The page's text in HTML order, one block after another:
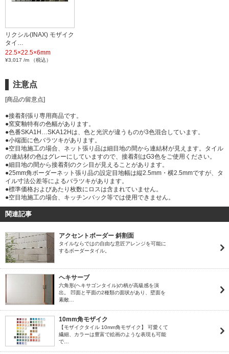
リクシル(INAX) モザイク
タイ…
22.5×22.5×6mm
¥3,017 /m （税込）
注意点
[商品の留意点]
●接着剤張り専用商品です。
●窯変釉特有の色幅があります。
●色番SKA1H…SKA12Hは、色と光沢が違うものが3色混合しています。
●小端面に色バラツキがあります。
●空目地施工の場合、ネット張り品は細目地の間から連結材が見えます。タイル
の連結材の色はグレーにしていますので、接着剤はG3色をご使用ください。
●細目地の間から接着剤のクシ目が見えることがあります。
●25mm角ボーダーネット張り品の設定目地幅は縦2.5mm・横2.5mmですが、タ
イル寸法公差等によるバラツキがあります。
●標準価格およびあたり枚数にロスは含まれていません。
●空目地施工の場合、キッチンバック等では使用できません。
関連記事
アクセントボーダー 斜割面
タイルならではの自由な意匠アレンジを可能に
するボーダータイル。
ヘキサーブ
六角形(ヘキサゴンタイル)の柄が高級感を演
出。 凹面と平面の2種類の面状があり、壁面を
素敵…
10mm角モザイク
【モザイクタイル 10mm角モザイク】 可愛くて
繊細、カラーは豊富で絵画のような表現も可能
で…